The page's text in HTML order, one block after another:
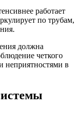
работает
по трубам,
должна
четкого
неприятностями в